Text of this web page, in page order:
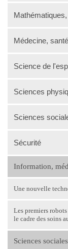
Médecine, santé
Science de
Sciences
Sciences
Sécurité
Information,
Une nouvelle
Les premiers
le cadre des soins
Sciences sociales